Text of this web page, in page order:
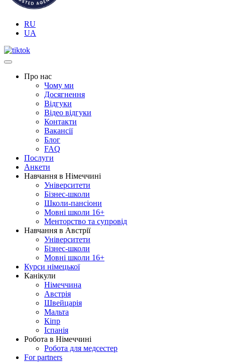
RU
UA
Про нас
Чому ми
Досягнення
Відгуки
Відео відгуки
Контакти
Вакансії
Блог
FAQ
Послуги
Анкети
Навчання в Німеччині
Університети
Бізнес-школи
Школи-пансіони
Мовні школи 16+
Менторство та супровід
Навчання в Австрії
Університети
Бізнес-школи
Мовні школи 16+
Курси німецької
Канікули
Німеччина
Австрія
Швейцарія
Мальта
Кіпр
Іспанія
Робота в Німеччині
Робота для медсестер
For partners